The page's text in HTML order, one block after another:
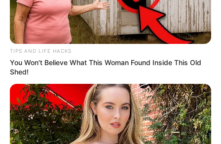
HOME
Home > Brasil > Esporte > Notícia >
São Paulo roda o elenco,
mantém a invencibilidade e chega fortalecido para a decisão.
TIPS AND LIFE HACKS
You Won't Believe What This Woman Found Inside This Old
Shed!